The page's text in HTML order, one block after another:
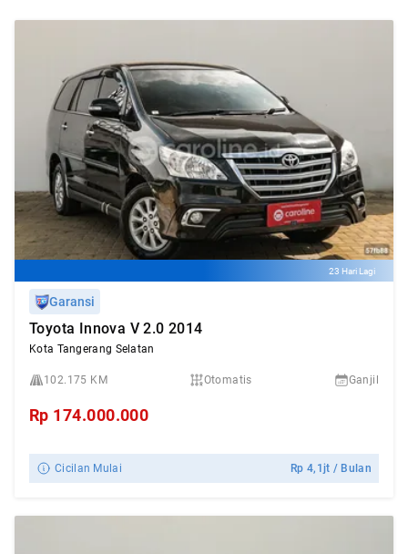
23 Hari Lagi
Garansi
Toyota Innova V 2.0 2014
Kota Tangerang Selatan
102.175 KM Otomatis Ganjil
Rp 174.000.000
Cicilan Mulai Rp4,1jt / Bulan